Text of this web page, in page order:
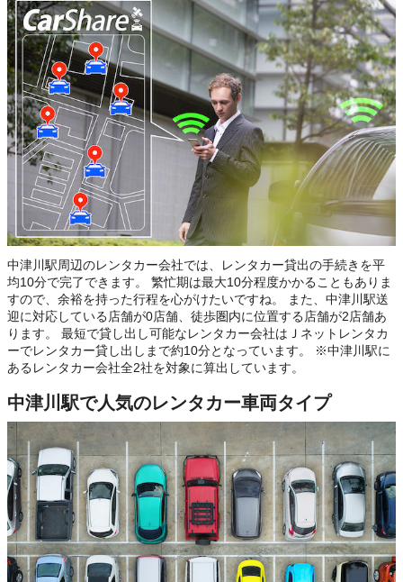
中津川駅周辺のレンタカー会社では、レンタカー貸出の手続きを平
均10分で完了できます。 繁忙期は最大10分程度かかることもありま
すので、余裕を持った行程を心がけたいですね。 また、中津川駅送
迎に対応している店舗が0店舗、徒歩圏内に位置する店舗が2店舗あ
ります。 最短で貸し出し可能なレンタカー会社はＪネットレンタカ
ーでレンタカー貸し出しまで約10分となっています。 ※中津川駅に
あるレンタカー会社全2社を対象に算出しています。
中津川駅で人気のレンタカー車両タイプ